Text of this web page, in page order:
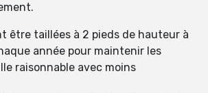
être taillées à 2 pieds de hauteur à
année pour maintenir les
raisonnable avec moins